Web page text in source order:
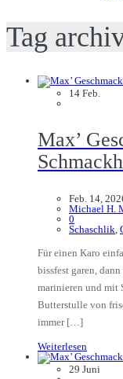
Tag
14 Feb.
Max’
Feb. 14,
Michael H.
0
Schaschlik
Für einen Karo
bissfest garen,
marinieren und mit
Butterstulle von
immer […]
Weiterlesen
29 Juni